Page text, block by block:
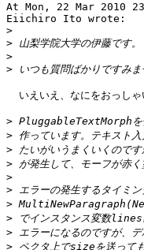
At Mon, 22 Mar 2010
Eiichiro Ito wrote:
>
>
>
>
いえいえ、なにをおっしゃ
>
>
>
>
>
>
>
>
>
>